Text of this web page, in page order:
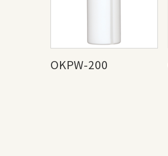
OKPW-200